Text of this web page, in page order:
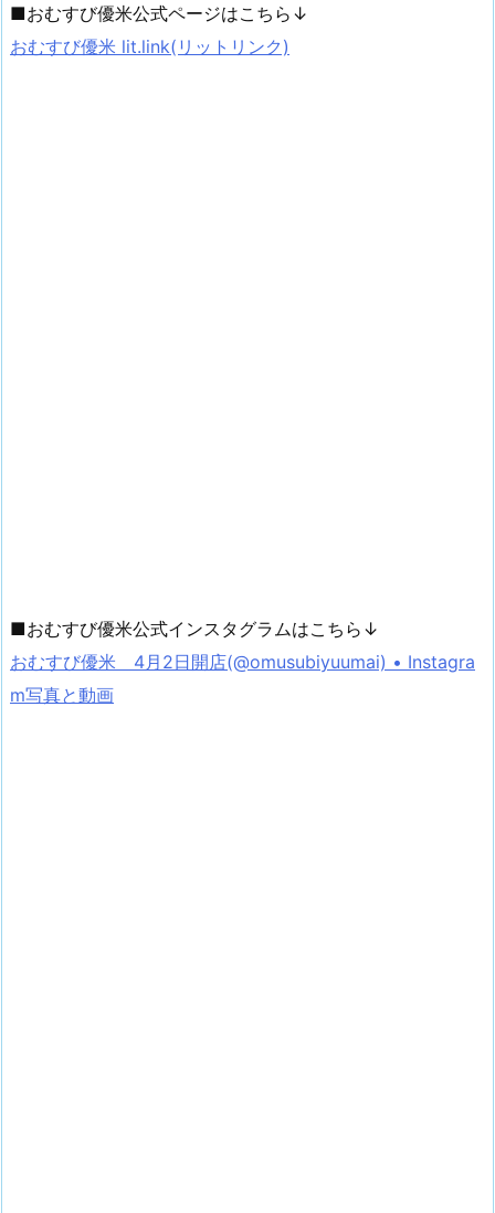
■おむすび優米公式ページはこちら↓
おむすび優米 lit.link(リットリンク)
■おむすび優米公式インスタグラムはこちら↓
おむすび優米 4月2日開店(@omusubiyuumai) • Instagra
m写真と動画